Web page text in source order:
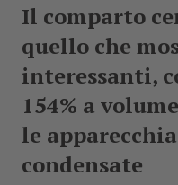
Il comparto
quello che
interessanti,
154% a
le
condensate